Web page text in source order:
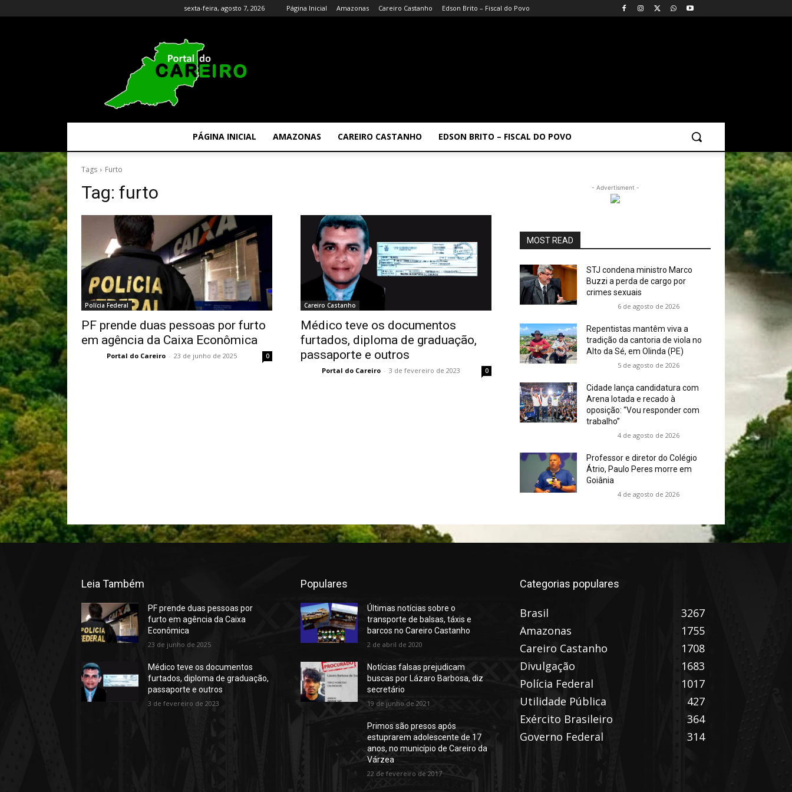
sexta-feira, agosto 7, 2026 Página Inicial Amazonas Careiro Castanho Edson Brito – Fiscal do Povo
PÁGINA INICIAL AMAZONAS CAREIRO CASTANHO EDSON BRITO – FISCAL DO POVO
Tags Furto
Tag: furto
Polícia Federal
PF prende duas pessoas por furto
em agência da Caixa Econômica
Portal do Careiro - 23 de junho de 2025 0
Careiro Castanho
Médico teve os documentos
furtados, diploma de graduação,
passaporte e outros
Portal do Careiro - 3 de fevereiro de 2023 0
- Advertisment -
MOST READ
STJ condena ministro Marco
Buzzi a perda de cargo por
crimes sexuais
6 de agosto de 2026
Repentistas mantêm viva a
tradição da cantoria de viola no
Alto da Sé, em Olinda (PE)
5 de agosto de 2026
Cidade lança candidatura com
Arena lotada e recado à
oposição: “Vou responder com
trabalho”
4 de agosto de 2026
Professor e diretor do Colégio
Átrio, Paulo Peres morre em
Goiânia
4 de agosto de 2026
Leia Também
PF prende duas pessoas por
furto em agência da Caixa
Econômica
23 de junho de 2025
Médico teve os documentos
furtados, diploma de graduação,
passaporte e outros
3 de fevereiro de 2023
Populares
Últimas notícias sobre o
transporte de balsas, táxis e
barcos no Careiro Castanho
2 de abril de 2020
Notícias falsas prejudicam
buscas por Lázaro Barbosa, diz
secretário
19 de junho de 2021
Primos são presos após
estuprarem adolescente de 17
anos, no município de Careiro da
Várzea
22 de fevereiro de 2017
Categorias populares
Brasil
3267
Amazonas
1755
Careiro Castanho
1708
Divulgação
1683
Polícia Federal
1017
Utilidade Pública
427
Exército Brasileiro
364
Governo Federal
314